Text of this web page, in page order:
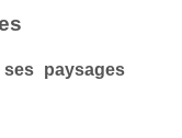
paysages